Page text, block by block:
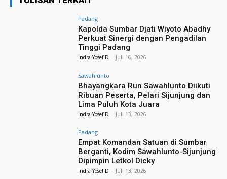
Padang
Kapolda Sumbar Djati Wiyoto Abadhy
Perkuat Sinergi dengan Pengadilan
Tinggi Padang
Indra Yosef D - Juli 16, 2026
Sawahlunto
Bhayangkara Run Sawahlunto Diikuti
Ribuan Peserta, Pelari Sijunjung dan
Lima Puluh Kota Juara
Indra Yosef D - Juli 13, 2026
Padang
Empat Komandan Satuan di Sumbar
Berganti, Kodim Sawahlunto-Sijunjung
Dipimpin Letkol Dicky
Indra Yosef D - Juli 13, 2026